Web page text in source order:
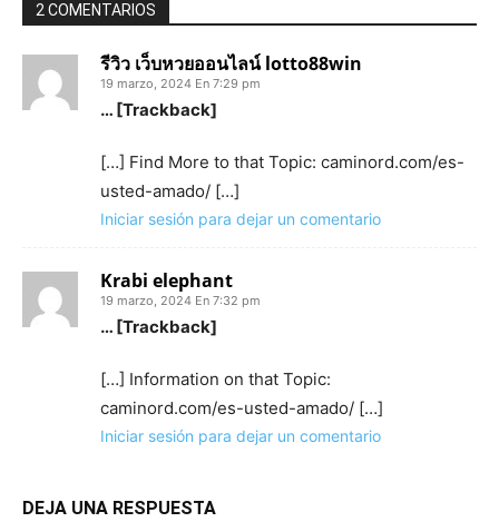
2 COMENTARIOS
รีวิว เว็บหวยออนไลน์ lotto88win
19 marzo, 2024 En 7:29 pm
… [Trackback]
[…] Find More to that Topic: caminord.com/es-
usted-amado/ […]
Iniciar sesión para dejar un comentario
Krabi elephant
19 marzo, 2024 En 7:32 pm
… [Trackback]
[…] Information on that Topic:
caminord.com/es-usted-amado/ […]
Iniciar sesión para dejar un comentario
DEJA UNA RESPUESTA